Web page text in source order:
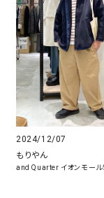
2024/12/07
もりやん
and Quarter イオンモール